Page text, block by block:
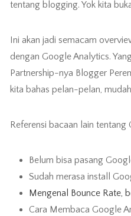
tentang blogging. Yok kita
Ini akan jadi semacam
dengan Google Analytics.
Partnership-nya Blogger
kita bahas pelan-pelan,
Referensi bacaan lain tentang
Belum bisa pasang
Sudah merasa install
Mengenal Bounce Rate,
Cara Membaca Google